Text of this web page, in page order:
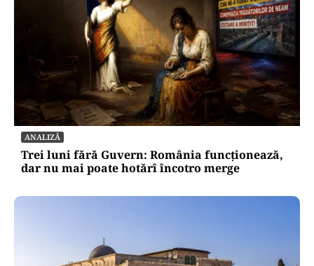
ANALIZĂ
Trei luni fără Guvern: România funcționează,
dar nu mai poate hotărî încotro merge